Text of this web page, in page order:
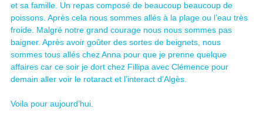
et sa famille. Un repas composé de beaucoup beaucoup de
poissons. Après cela nous sommes allés à la plage ou l’eau très
froide. Malgré notre grand courage nous nous sommes pas
baigner. Après avoir goûter des sortes de beignets, nous
sommes tous allés chez Anna pour que je prenne quelque
affaires car ce soir je dort chez Fillipa avec Clémence pour
demain aller voir le rotaract et l’interact d’Algès.
Voila pour aujourd’hui.